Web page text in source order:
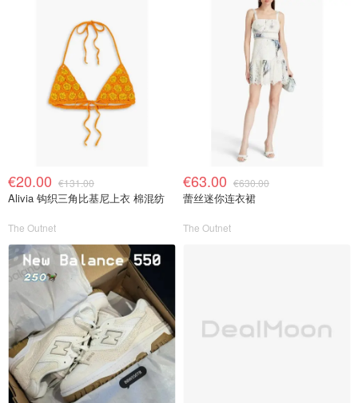
€20.00 €131.00
Alivia 钩织三角比基尼上衣 棉混纺
The Outnet
€63.00 €630.00
蕾丝迷你连衣裙
The Outnet